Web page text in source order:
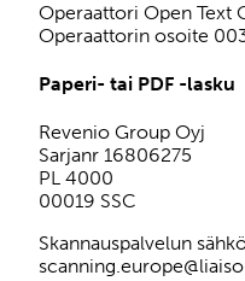
Operaattori Open Text
Operaattorin osoite
Paperi- tai PDF -lasku
Revenio Group Oyj
Sarjanr 16806275
PL 4000
00019 SSC
Skannauspalvelun